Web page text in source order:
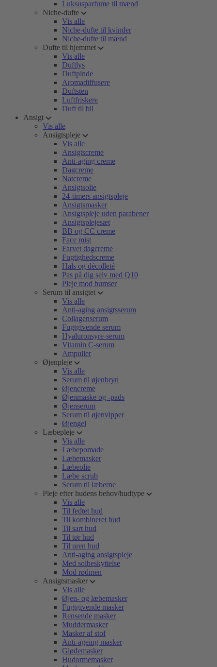
Luksusparfume til mænd
Niche-dufte
Vis alle
Niche-dufte til kvinder
Niche-dufte til mænd
Dufte til hjemmet
Vis alle
Duftlys
Duftpinde
Aromadiffusere
Duftsten
Luftfriskere
Duft til bil
Ansigt
Vis alle
Ansigtspleje
Vis alle
Ansigtscreme
Anti-aging creme
Dagcreme
Natcreme
Ansigtsolie
24-timers ansigtspleje
Ansigtsmasker
Ansigtspleje uden parabener
Ansigtsplejesæt
BB og CC creme
Face mist
Farvet dagcreme
Fugtighedscreme
Hals og décolleté
Pas på dig selv med Q10
Pleje mod bumser
Serum til ansigtet
Vis alle
Anti-aging ansigtsserum
Collagenserum
Fugtgivende serum
Hyaluronsyre-serum
Vitamin C-serum
Ampuller
Øjenpleje
Vis alle
Serum til øjenbryn
Øjencreme
Øjenmaske og -pads
Øjenserum
Serum til øjenvipper
Øjengel
Læbepleje
Vis alle
Læbepomade
Læbemasker
Læbeolie
Læbe scrub
Serum til læberne
Pleje efter hudens behov/hudtype
Vis alle
Til fedtet hud
Til kombineret hud
Til sart hud
Til tør hud
Til uren hud
Anti-aging ansigtspleje
Med solbeskyttelse
Mod rødmen
Ansigtsmasker
Vis alle
Øjen- og læbemasker
Fugtgivende masker
Rensende masker
Muddermasker
Masker af stof
Anti-ageing masker
Glødemasker
Hudormemasker